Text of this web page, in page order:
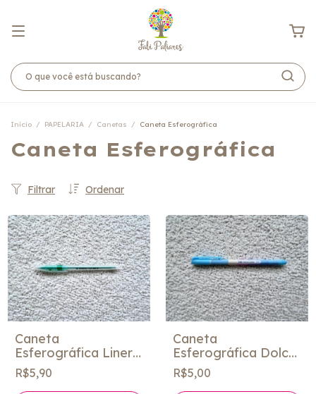
Início / PAPELARIA / Canetas / Caneta Esferográfica
Caneta Esferográfica
Ordenar
Filtrar
Caneta
Esferográfica Liner
808 Stabilo
R$5,90
Caneta
Esferográfica Dolce
Color - Cis
R$5,00